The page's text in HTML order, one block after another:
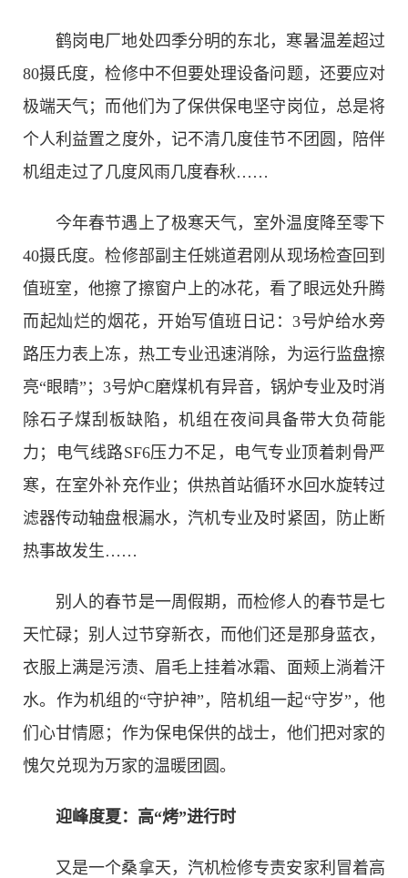
鹤岗电厂地处四季分明的东北，寒暑温差超过
80摄氏度，检修中不但要处理设备问题，还要应对
极端天气；而他们为了保供保电坚守岗位，总是将
个人利益置之度外，记不清几度佳节不团圆，陪伴
机组走过了几度风雨几度春秋……
今年春节遇上了极寒天气，室外温度降至零下
40摄氏度。检修部副主任姚道君刚从现场检查回到
值班室，他擦了擦窗户上的冰花，看了眼远处升腾
而起灿烂的烟花，开始写值班日记：3号炉给水旁
路压力表上冻，热工专业迅速消除，为运行监盘擦
亮“眼睛”；3号炉C磨煤机有异音，锅炉专业及时消
除石子煤刮板缺陷，机组在夜间具备带大负荷能
力；电气线路SF6压力不足，电气专业顶着刺骨严
寒，在室外补充作业；供热首站循环水回水旋转过
滤器传动轴盘根漏水，汽机专业及时紧固，防止断
热事故发生……
别人的春节是一周假期，而检修人的春节是七
天忙碌；别人过节穿新衣，而他们还是那身蓝衣，
衣服上满是污渍、眉毛上挂着冰霜、面颊上淌着汗
水。作为机组的“守护神”，陪机组一起“守岁”，他
们心甘情愿；作为保电保供的战士，他们把对家的
愧欠兑现为万家的温暖团圆。
迎峰度夏：高“烤”进行时
又是一个桑拿天，汽机检修专责安家利冒着高